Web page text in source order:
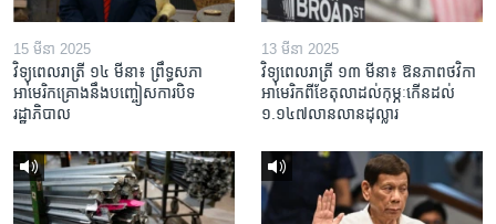
15 មីនា 2025
វិទ្យុពេលរាត្រី ១៤ មីនា៖ ព្រឹទ្ធសភា
អាមេរិកគ្រោងនឹងបញ្ចៀសការបិទ
រដ្ឋាភិបាល
13 មីនា 2025
វិទ្យុពេលរាត្រី ១៣ មីនា៖ ឱនភាព​ថវិកា​
អាមេរិក​ពី​ខែ​តុលា​ដល់​កុម្ភៈ​កើន​ដល់​
១.១៤៧​លានលាន​ដុល្លារ